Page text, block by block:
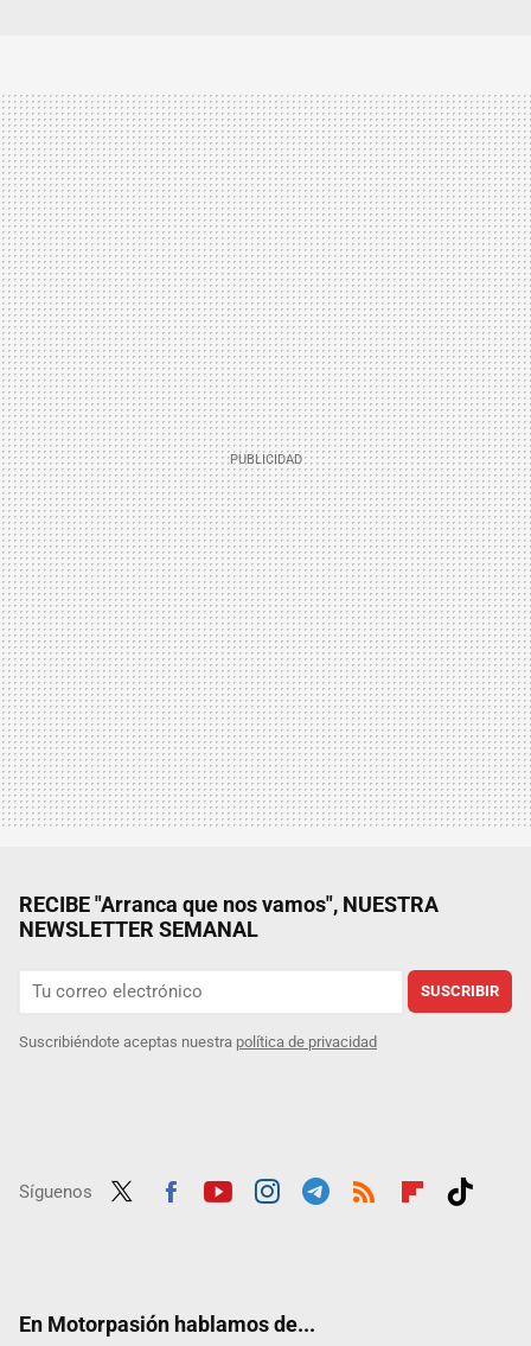
RECIBE "Arranca que nos vamos", NUESTRA
NEWSLETTER SEMANAL
SUSCRIBIR
Suscribiéndote aceptas nuestra política de privacidad
Síguenos
En Motorpasión hablamos de...